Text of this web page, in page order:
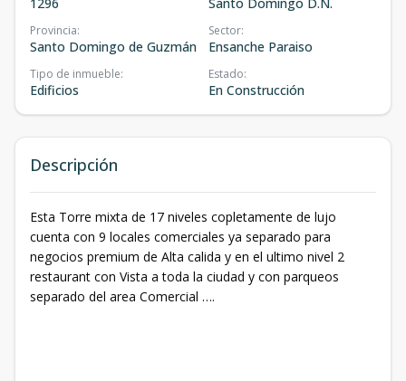
Provincia:
Santo Domingo de Guzmán
Sector:
Ensanche Paraiso
Tipo de inmueble:
Edificios
Estado:
En Construcción
Descripción
Esta Torre mixta de 17 niveles copletamente de lujo
cuenta con 9 locales comerciales ya separado para
negocios premium de Alta calida y en el ultimo nivel 2
restaurant con Vista a toda la ciudad y con parqueos
separado del area Comercial ….